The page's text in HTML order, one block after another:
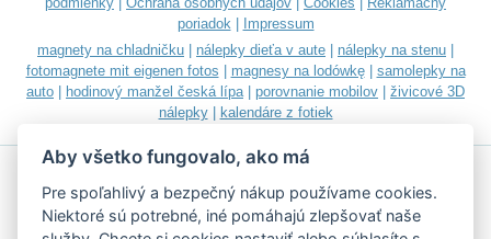
poriadok|
Impressum
magnety na chladničku
nálepky dieťa v aute nálepky na stenu
fotomagnete mit eigenen fotos
magnesy na lodówkę| samolepky na
auto
hodinový manžel česká lípa| porovnanie mobilov
živicové 3D
nálepky| kalendáre z fotiek
Aby všetko fungovalo, ako má
Pre spoľahlivý a bezpečný nákup používame cookies.
Niektoré sú potrebné, iné pomáhajú zlepšovať naše